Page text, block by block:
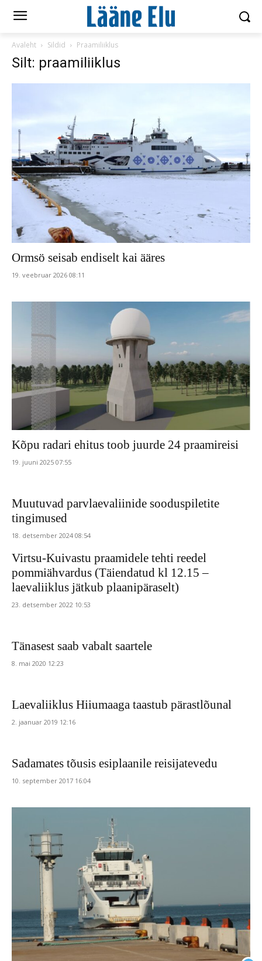
Avaleht Sildid Praamiliiklus
Silt: praamiliiklus
Ormsö seisab endiselt kai ääres
19. veebruar 2026 08:11
Kõpu radari ehitus toob juurde 24 praamireisi
19. juuni 2025 07:55
Muutuvad parvlaevaliinide sooduspiletite
tingimused
18. detsember 2024 08:54
Virtsu-Kuivastu praamidele tehti reedel
pommiähvardus (Täiendatud kl 12.15 –
laevaliiklus jätkub plaanipäraselt)
23. detsember 2022 10:53
Tänasest saab vabalt saartele
8. mai 2020 12:23
Laevaliiklus Hiiumaaga taastub pärastlõunal
2. jaanuar 2019 12:16
Sadamates tõusis esiplaanile reisijatevedu
10. september 2017 16:04